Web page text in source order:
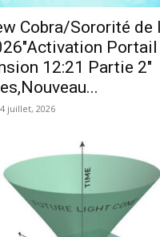
Cobra/Sororité de
Portail
12:21 Partie 2″
4 juillet, 2026